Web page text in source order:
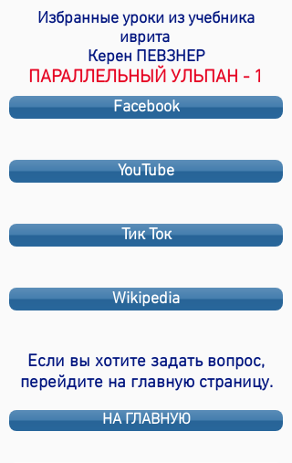
Избранные уроки из учебника
иврита
Керен ПЕВЗНЕР
ПАРАЛЛЕЛЬНЫЙ УЛЬПАН - 1
Facebook
YouTube
Тик Ток
Wikipedia
Если вы хотите задать вопрос,
перейдите на главную страницу.
НА ГЛАВНУЮ